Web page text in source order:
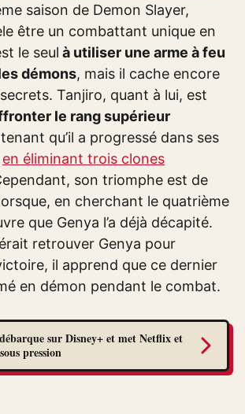
saison de Demon Slayer,
être un combattant unique en
le seul à utiliser une arme à feu
démons, mais il cache encore
Tanjiro, quant à lui, est
le rang supérieur
qu’il a progressé dans ses
en éliminant trois clones
son triomphe est de
en cherchant le quatrième
que Genya l’a déjà décapité.
retrouver Genya pour
il apprend que ce dernier
en démon pendant le combat.
sur Disney+ et met Netflix et
pression